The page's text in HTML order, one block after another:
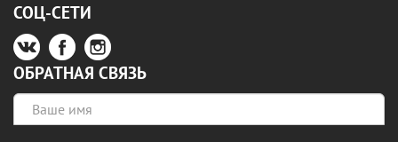
СОЦ-СЕТИ
ОБРАТНАЯ СВЯЗЬ